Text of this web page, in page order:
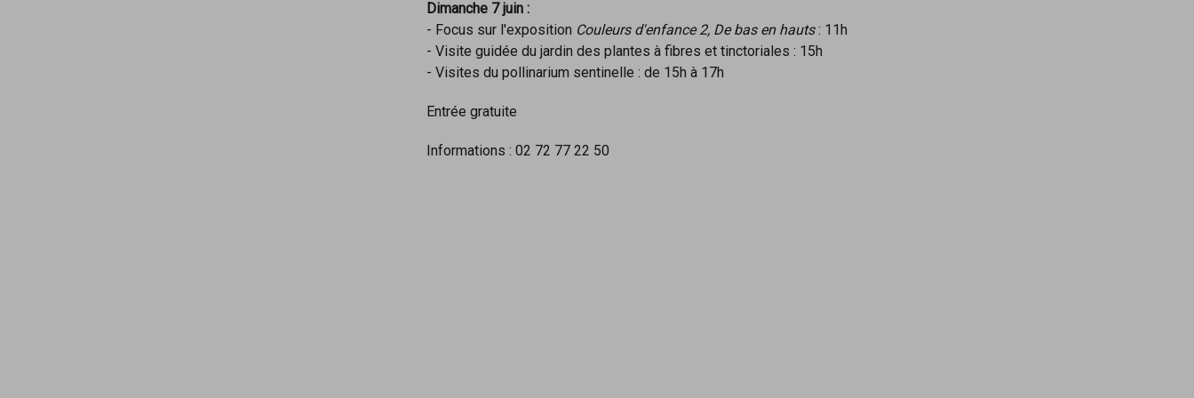
Dimanche 7 juin :
- Focus sur l'exposition Couleurs d'enfance 2, De bas en hauts: 11h
- Visite guidée du jardin des plantes à fibres et tinctoriales : 15h
- Visites du pollinarium sentinelle : de 15h à 17h
Entrée gratuite
Informations : 02 72 77 22 50